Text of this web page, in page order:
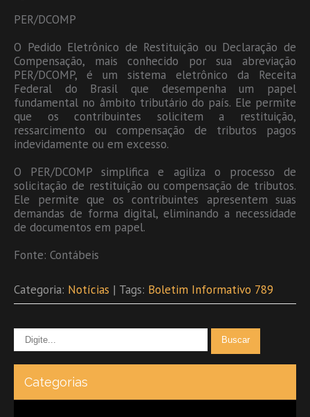
PER/DCOMP
O Pedido Eletrônico de Restituição ou Declaração de
Compensação, mais conhecido por sua abreviação
PER/DCOMP, é um sistema eletrônico da Receita
Federal do Brasil que desempenha um papel
fundamental no âmbito tributário do país. Ele permite
que os contribuintes solicitem a restituição,
ressarcimento ou compensação de tributos pagos
indevidamente ou em excesso.
O PER/DCOMP simplifica e agiliza o processo de
solicitação de restituição ou compensação de tributos.
Ele permite que os contribuintes apresentem suas
demandas de forma digital, eliminando a necessidade
de documentos em papel.
Fonte: Contábeis
Categoria: Notícias | Tags: Boletim Informativo 789
Categorias